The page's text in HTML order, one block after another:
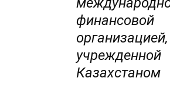
финансовой
организацией,